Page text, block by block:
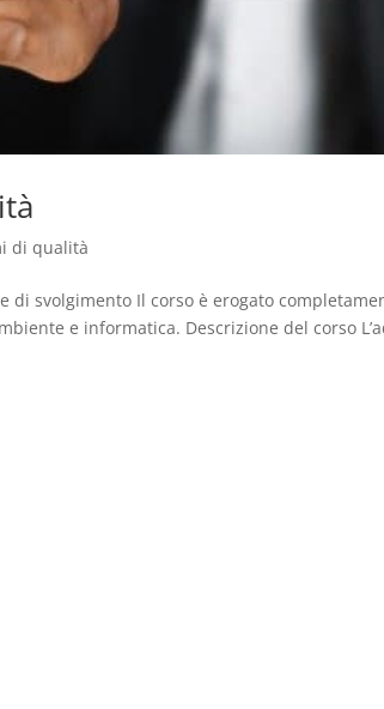
di qualità
di svolgimento Il corso è erogato
e informatica. Descrizione del corso